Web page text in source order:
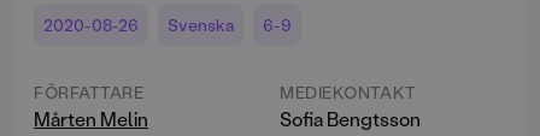
2020-08-26 Svenska 6-9
FÖRFATTARE
Mårten Melin
MEDIEKONTAKT
Sofia Bengtsson